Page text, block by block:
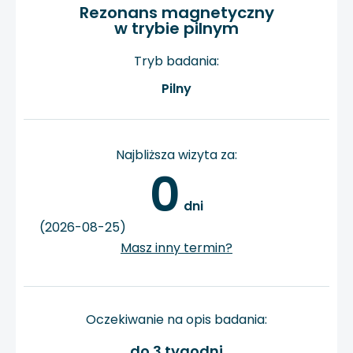
Rezonans magnetyczny
w trybie pilnym
Tryb badania:
Pilny
Najbliższa wizyta za:
0 dni
(2026-08-25)
Masz inny termin?
Oczekiwanie na opis badania: